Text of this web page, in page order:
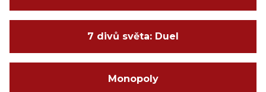
7 divů světa: Duel
Monopoly